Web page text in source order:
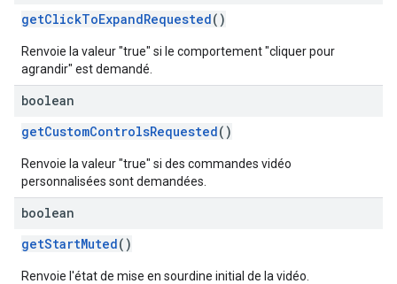
getClickToExpandRequested()
Renvoie la valeur "true" si le comportement "cliquer pour
agrandir" est demandé.
boolean
getCustomControlsRequested()
Renvoie la valeur "true" si des commandes vidéo
personnalisées sont demandées.
boolean
getStartMuted()
Renvoie l'état de mise en sourdine initial de la vidéo.